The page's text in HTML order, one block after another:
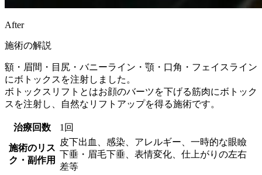
After
施術の解説
額・眉間・目尻・バニーライン・顎・口角・フェイスライン
にボトックスを注射しました。
ボトックスリフトとはお顔のバーツを下げる筋肉にボトック
スを注射し、自然なリフトアップを得る施術です。
治療回数 1回
施術のリス
ク・副作用
皮下出血、感染、アレルギー、一時的な眼瞼
下垂・眉毛下垂、表情変化、仕上がりの左右
差等